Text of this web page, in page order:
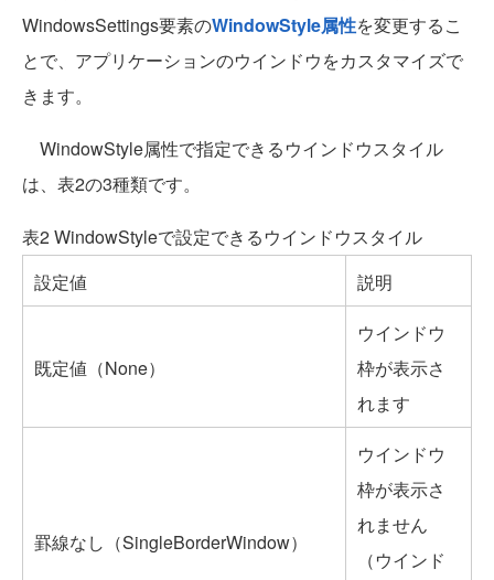
WindowsSettings要素のWindowStyle属性を変更するこ
とで、アプリケーションのウインドウをカスタマイズで
きます。
WindowStyle属性で指定できるウインドウスタイル
は、表2の3種類です。
表2 WindowStyleで設定できるウインドウスタイル
設定値
説明
既定値（None）
ウインドウ
枠が表示さ
れます
罫線なし（SingleBorderWindow）
ウインドウ
枠が表示さ
れません
（ウインド